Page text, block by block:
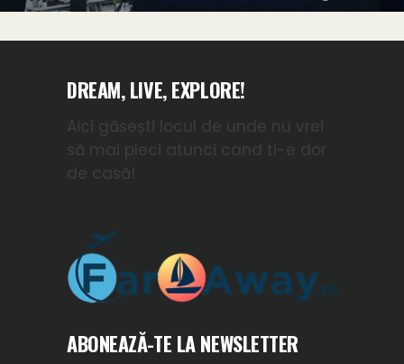
DREAM, LIVE, EXPLORE!
Aici găsești locul de unde nu vrei
să mai pleci atunci cand ti-e dor
de casă!
ABONEAZĂ-TE LA NEWSLETTER